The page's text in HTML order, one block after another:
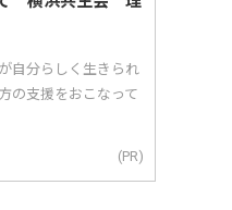
自分らしく生きられ
の支援をおこなって
(PR)